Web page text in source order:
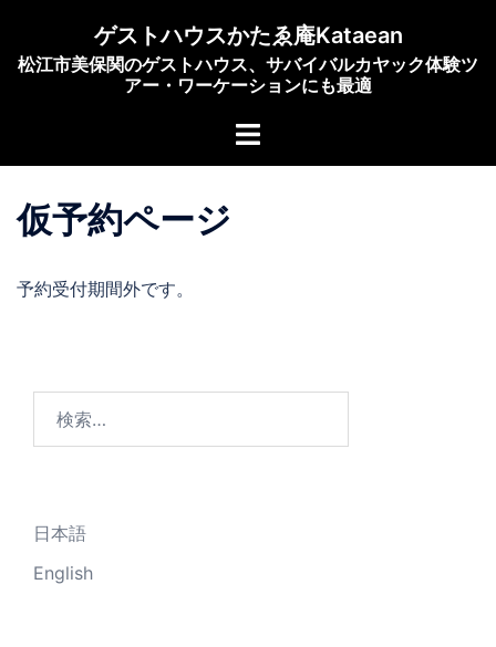
キ
ゲストハウスかたゑ庵Kataean
松江市美保関のゲストハウス、サバイバルカヤック体験ツ
アー・ワーケーションにも最適
ト
仮予約ページ
予約受付期間外です。
日本語
English